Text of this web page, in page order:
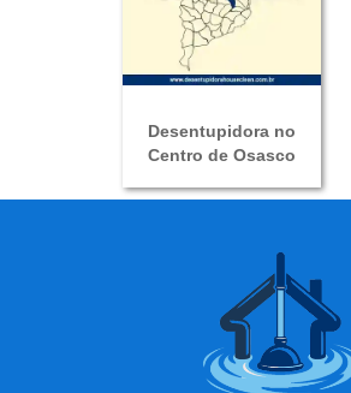
Desentupidora no
Centro de Osasco